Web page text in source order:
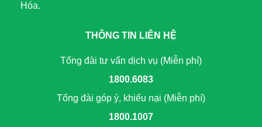
Hóa.
THÔNG TIN LIÊN HỆ
Tổng đài tư vấn dịch vụ (Miễn phí)
1800.6083
Tổng đài góp ý, khiếu nại (Miễn phí)
1800.1007